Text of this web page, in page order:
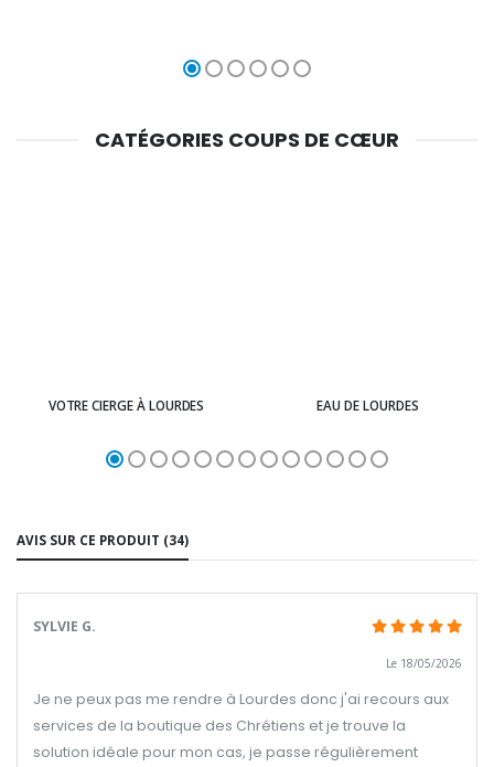
CATÉGORIES COUPS DE CŒUR
VOTRE CIERGE À LOURDES EAU DE LOURDES
AVIS SUR CE PRODUIT (34)
SYLVIE G.
Le 18/05/2026
Je ne peux pas me rendre à Lourdes donc j'ai recours aux
services de la boutique des Chrétiens et je trouve la
solution idéale pour mon cas, je passe régulièrement